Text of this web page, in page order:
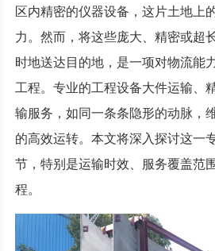
区内精密的仪器设备，这片土地上
力。然而，将这些庞大、精密或超
时地送达目的地，是一项对物流能
工程。专业的工程设备大件运输、
输服务，如同一条条隐形的动脉，
的高效运转。本文将深入探讨这一
节，特别是运输时效、服务覆盖范
程。